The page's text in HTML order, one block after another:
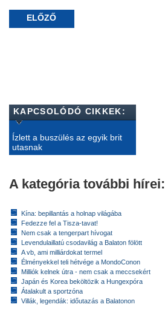
ELŐZŐ
KAPCSOLÓDÓ CIKKEK:
Ízlett a buszülés az egyik brit
utasnak
A kategória további hírei:
Kína: bepillantás a holnap világába
Fedezze fel a Tisza-tavat!
Nem csak a tengerpart hívogat
Levendulaillatú csodavilág a Balaton fölött
A vb, ami milliárdokat termel
Élményekkel teli hétvége a MondoConon
Milliók kelnek útra - nem csak a meccsekért
Japán és Korea beköltözik a Hungexpóra
Átalakult a sportzóna
Villák, legendák: időutazás a Balatonon